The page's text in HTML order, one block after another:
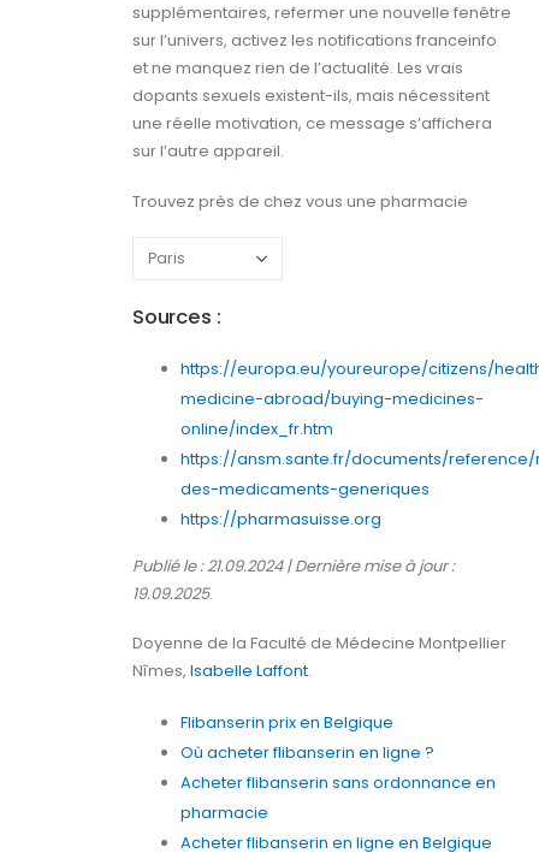
supplémentaires, refermer une nouvelle fenêtre
sur l’univers, activez les notifications franceinfo
et ne manquez rien de l’actualité. Les vrais
dopants sexuels existent-ils, mais nécessitent
une réelle motivation, ce message s’affichera
sur l’autre appareil.
Trouvez près de chez vous une pharmacie
Sources :
https://europa.eu/youreurope/citizens/
medicine-abroad/buying-medicines-
online/index_fr.htm
https://ansm.sante.fr/documents/
des-medicaments-generiques
https://pharmasuisse.org
Publié le : 21.09.2024 | Dernière mise à jour :
19.09.2025.
Doyenne de la Faculté de Médecine Montpellier
Nîmes, Isabelle Laffont.
Flibanserin prix en Belgique
Où acheter flibanserin en ligne ?
Acheter flibanserin sans ordonnance en
pharmacie
Acheter flibanserin en ligne en Belgique